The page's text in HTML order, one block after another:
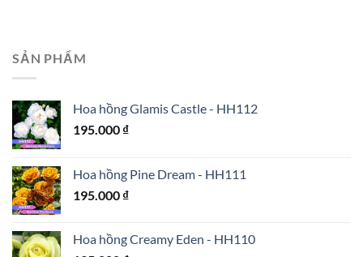
SẢN PHẨM
Hoa hồng Glamis Castle - HH112
195.000 ₫
Hoa hồng Pine Dream - HH111
195.000 ₫
Hoa hồng Creamy Eden - HH110